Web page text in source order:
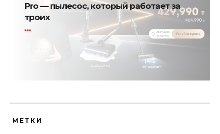
Pro — пылесос, который работает за
троих
МЕТКИ